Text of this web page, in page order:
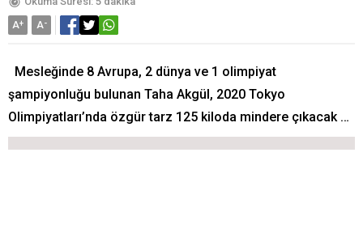
A+ A-
Mesleğinde 8 Avrupa, 2 dünya ve 1 olimpiyat
şampiyonluğu bulunan Taha Akgül, 2020 Tokyo
Olimpiyatları’nda özgür tarz 125 kiloda mindere çıkacak …